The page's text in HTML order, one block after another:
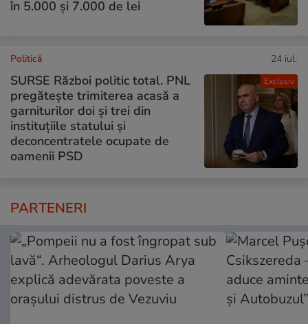
în 5.000 și 7.000 de lei
Exclusiv
Politică 24 iul.
SURSE Război politic total. PNL
pregătește trimiterea acasă a
garniturilor doi și trei din
instituțiile statului și
deconcentratele ocupate de
oamenii PSD
PARTENERI